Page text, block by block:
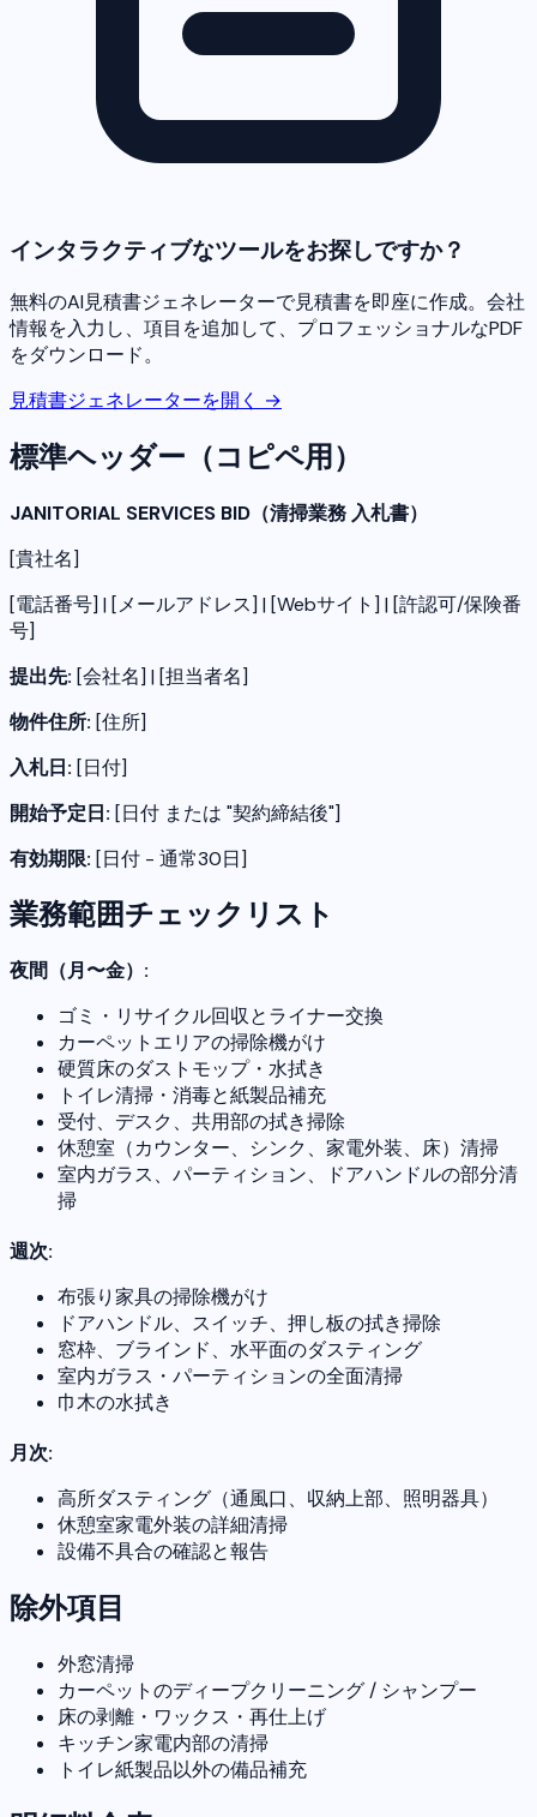
インタラクティブなツールをお探しですか？
無料のAI見積書ジェネレーターで見積書を即座に作成。会社
情報を入力し、項目を追加して、プロフェッショナルなPDF
をダウンロード。
見積書ジェネレーターを開く →
標準ヘッダー（コピペ用）
JANITORIAL SERVICES BID（清掃業務 入札書）
[貴社名]
[電話番号] | [メールアドレス] | [Webサイト] | [許認可/保険番
号]
提出先: [会社名] | [担当者名]
物件住所: [住所]
入札日: [日付]
開始予定日: [日付 または "契約締結後"]
有効期限: [日付 - 通常30日]
業務範囲チェックリスト
夜間（月〜金）:
ゴミ・リサイクル回収とライナー交換
カーペットエリアの掃除機がけ
硬質床のダストモップ・水拭き
トイレ清掃・消毒と紙製品補充
受付、デスク、共用部の拭き掃除
休憩室（カウンター、シンク、家電外装、床）清掃
室内ガラス、パーティション、ドアハンドルの部分清
掃
週次:
布張り家具の掃除機がけ
ドアハンドル、スイッチ、押し板の拭き掃除
窓枠、ブラインド、水平面のダスティング
室内ガラス・パーティションの全面清掃
巾木の水拭き
月次:
高所ダスティング（通風口、収納上部、照明器具）
休憩室家電外装の詳細清掃
設備不具合の確認と報告
除外項目
外窓清掃
カーペットのディープクリーニング / シャンプー
床の剥離・ワックス・再仕上げ
キッチン家電内部の清掃
トイレ紙製品以外の備品補充